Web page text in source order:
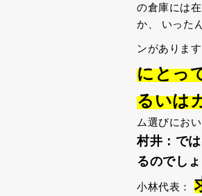
の倉庫には
か、 いった
ンがあります
にとっ
るいは
ム選びにお
村井：で
るのでし
小林代表：